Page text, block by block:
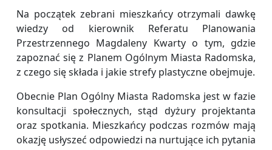
Na początek zebrani mieszkańcy otrzymali dawkę
wiedzy od kierownik Referatu Planowania
Przestrzennego Magdaleny Kwarty o tym, gdzie
zapoznać się z Planem Ogólnym Miasta Radomska,
z czego się składa i jakie strefy plastyczne obejmuje.
Obecnie Plan Ogólny Miasta Radomska jest w fazie
konsultacji społecznych, stąd dyżury projektanta
oraz spotkania. Mieszkańcy podczas rozmów mają
okazję usłyszeć odpowiedzi na nurtujące ich pytania